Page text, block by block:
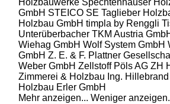
Holzbauwerke Spechtenhauser
GmbH STEICO SE Taglieber
Holzbau GmbH timpla by Renggli
Unterüberbacher TKM Austria
Wiehag GmbH Wolf System GmbH
GmbH Z. E. & F. Plattner
Weber GmbH Zellstoff Pöls AG ZH
Zimmerei & Holzbau Ing. Hillebrand
Holzbau Erler GmbH
Mehr anzeigen... Weniger